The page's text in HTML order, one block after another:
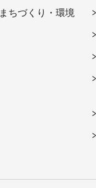
まちづくり・環境